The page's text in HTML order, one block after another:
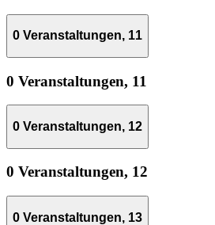
0 Veranstaltungen, 11
0 Veranstaltungen, 11
0 Veranstaltungen, 12
0 Veranstaltungen, 12
0 Veranstaltungen, 13